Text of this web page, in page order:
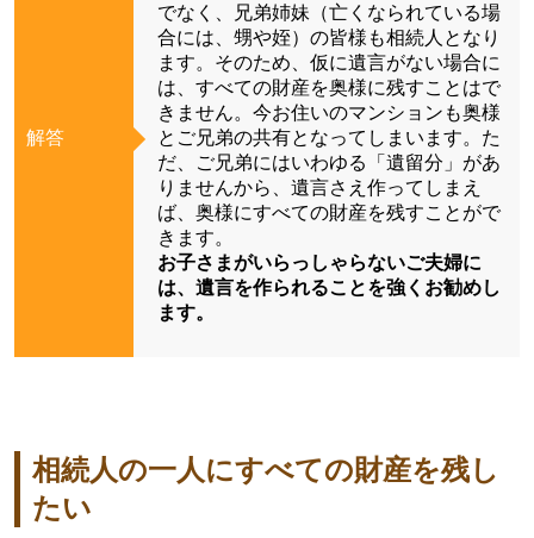
解答
でなく、兄弟姉妹（亡くなられている場
合には、甥や姪）の皆様も相続人となり
ます。そのため、仮に遺言がない場合に
は、すべての財産を奥様に残すことはで
きません。今お住いのマンションも奥様
とご兄弟の共有となってしまいます。た
だ、ご兄弟にはいわゆる「遺留分」があ
りませんから、遺言さえ作ってしまえ
ば、奥様にすべての財産を残すことがで
きます。
お子さまがいらっしゃらないご夫婦に
は、遺言を作られることを強くお勧めし
ます。
相続人の一人にすべての財産を残し
たい